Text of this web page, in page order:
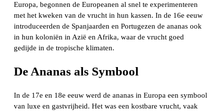
Europa, begonnen de Europeanen al snel te experimenteren
met het kweken van de vrucht in hun kassen. In de 16e eeuw
introduceerden de Spanjaarden en Portugezen de ananas ook
in hun koloniën in Azië en Afrika, waar de vrucht goed
gedijde in de tropische klimaten.
De Ananas als Symbool
In de 17e en 18e eeuw werd de ananas in Europa een symbool
van luxe en gastvrijheid. Het was een kostbare vrucht, vaak